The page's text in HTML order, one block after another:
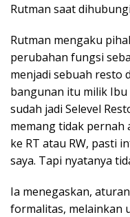
Rutman saat
Rutman mengaku
perubahan fungsi
menjadi sebuah resto
bangunan itu milik
sudah jadi Selevel
memang tidak pernah
ke RT atau RW, pasti
saya. Tapi nyatanya
Ia menegaskan,
formalitas, melainkan